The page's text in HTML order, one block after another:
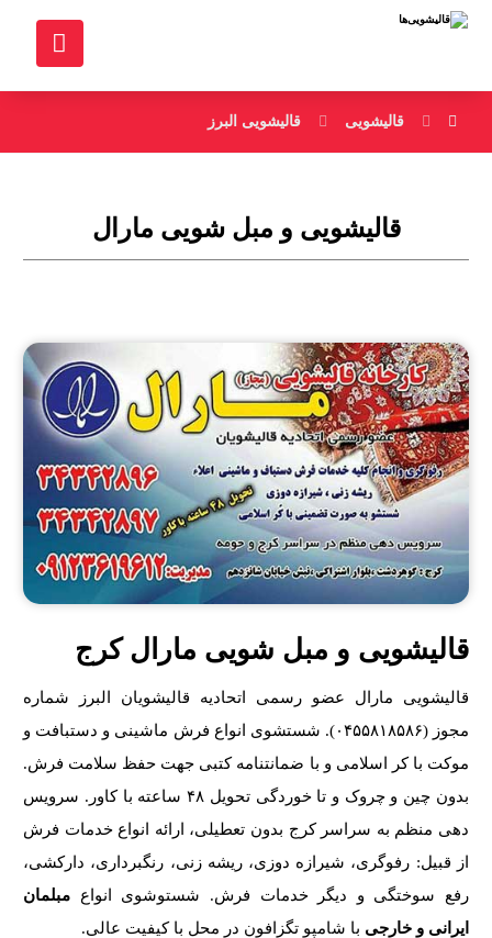
قالیشویی قالیشویی البرز
قالیشویی و مبل شویی مارال
قالیشویی و مبل شویی مارال کرج
قالیشویی مارال عضو رسمی اتحادیه قالیشویان البرز شماره
مجوز (۰۴۵۵۸۱۸۵۸۶). شستشوی انواع فرش ماشینی و دستبافت و
موکت با کر اسلامی و با ضمانتنامه کتبی جهت حفظ سلامت فرش.
بدون چین و چروک و تا خوردگی تحویل ۴۸ ساعته با کاور. سرویس
دهی منظم به سراسر کرج بدون تعطیلی، ارائه انواع خدمات فرش
از قبیل: رفوگری، شیرازه دوزی، ریشه زنی، رنگبرداری، دارکشی،
رفع سوختگی و دیگر خدمات فرش. شستوشوی انواع مبلمان
ایرانی و خارجی با شامپو تگزافون در محل با کیفیت عالی.